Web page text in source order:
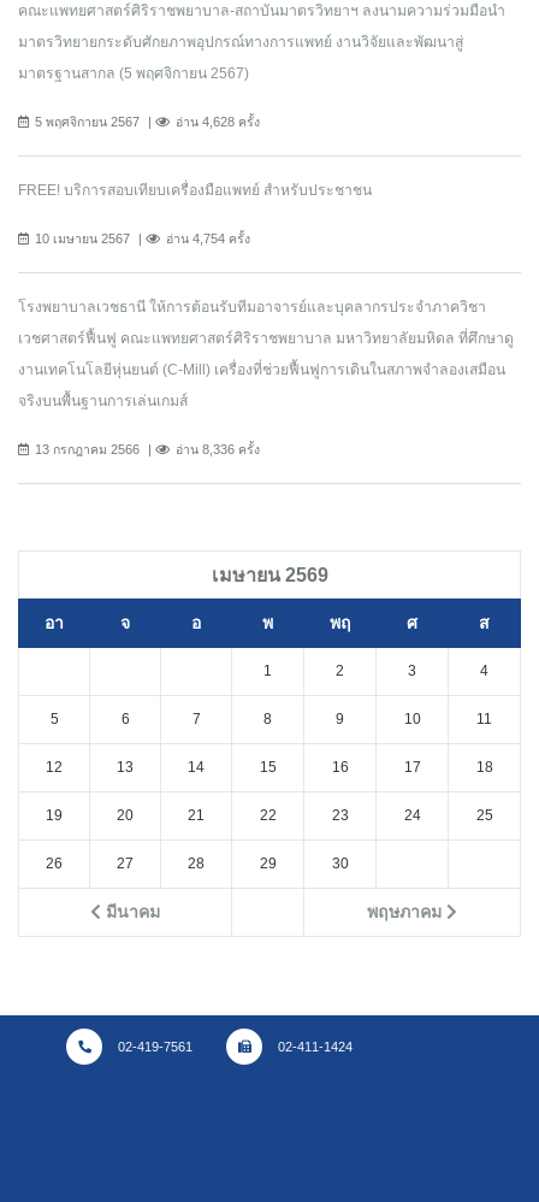
คณะแพทยศาสตร์ศิริราชพยาบาล-สถาบันมาตรวิทยาฯ ลงนามความร่วมมือนำ
มาตรวิทยายกระดับศักยภาพอุปกรณ์ทางการแพทย์ งานวิจัยและพัฒนาสู่
มาตรฐานสากล (5 พฤศจิกายน 2567)
5 พฤศจิกายน 2567 อ่าน 4,628 ครั้ง
FREE! บริการสอบเทียบเครื่องมือแพทย์ สำหรับประชาชน
10 เมษายน 2567 อ่าน 4,754 ครั้ง
โรงพยาบาลเวชธานี ให้การต้อนรับทีมอาจารย์และบุคลากรประจำภาควิชา
เวชศาสตร์ฟื้นฟู คณะแพทยศาสตร์ศิริราชพยาบาล มหาวิทยาลัยมหิดล ที่ศึกษาดู
งานเทคโนโลยีหุ่นยนต์ (C-Mill) เครื่องที่ช่วยฟื้นฟูการเดินในสภาพจำลองเสมือน
จริงบนพื้นฐานการเล่นเกมส์
13 กรกฎาคม 2566 อ่าน 8,336 ครั้ง
เมษายน 2569
อา จ อ พ พฤ ศ ส
มีนาคม พฤษภาคม
1 2 3 4
5 6 7 8 9 10 11
12 13 14 15 16 17 18
19 20 21 22 23 24 25
26 27 28 29 30
02-419-7561 02-411-1424